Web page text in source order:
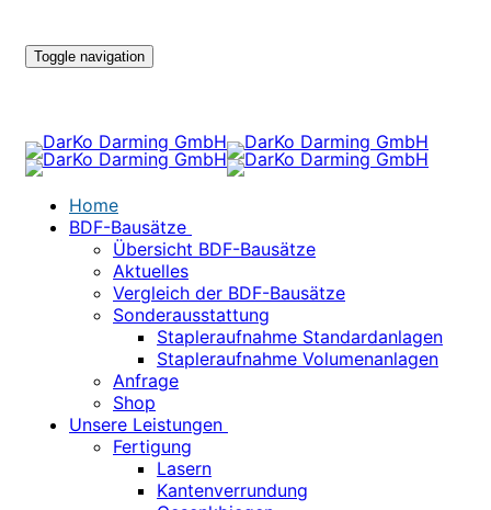
Toggle navigation
Home
BDF-Bausätze
Übersicht BDF-Bausätze
Aktuelles
Vergleich der BDF-Bausätze
Sonderausstattung
Stapleraufnahme Standardanlagen
Stapleraufnahme Volumenanlagen
Anfrage
Shop
Unsere Leistungen
Fertigung
Lasern
Kantenverrundung